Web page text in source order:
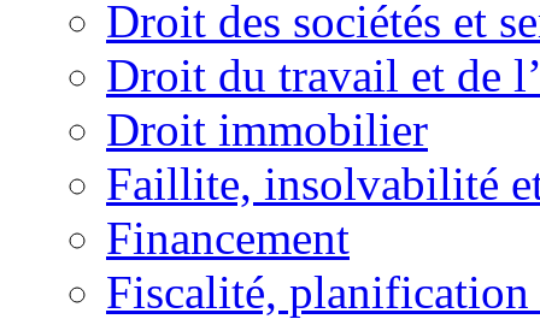
Droit des sociétés et
Droit du travail et de
Droit immobilier
Faillite, insolvabilité
Financement
Fiscalité, planification